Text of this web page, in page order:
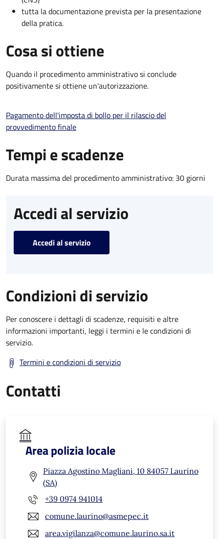
tutta la documentazione prevista per la presentazione
della pratica.
Cosa si ottiene
Quando il procedimento amministrativo si conclude
positivamente si ottiene un'autorizzazione.
Pagamento dell'imposta di bollo per il rilascio del
provvedimento finale
Tempi e scadenze
Durata massima del procedimento amministrativo: 30 giorni
Accedi al servizio
Accedi al servizio
Condizioni di servizio
Per conoscere i dettagli di scadenze, requisiti e altre
informazioni importanti, leggi i termini e le condizioni di
servizio.
Termini e condizioni di servizio
Contatti
Area polizia locale
Piazza Agostino Magliani, 10 84057 Laurino
(SA)
+39 0974 941014
comune.laurino@asmepec.it
area.vigilanza@comune.laurino.sa.it